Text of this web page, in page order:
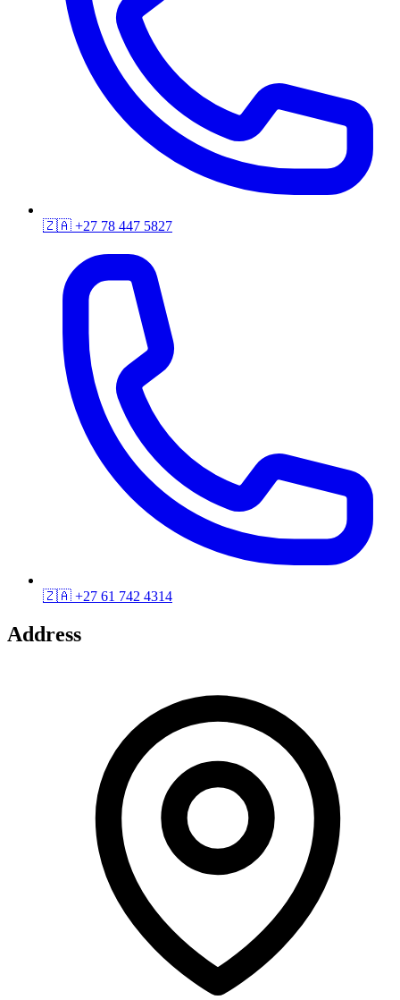
🇿🇦 +27 78 447 5827
🇿🇦 +27 61 742 4314
Address